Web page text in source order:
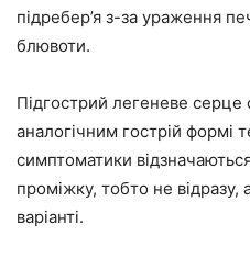
підребер’я з-за ураження
блювоти.
Підгострий легеневе серце
аналогічним гострій формі
симптоматики
проміжку, тобто не відразу,
варіанті.